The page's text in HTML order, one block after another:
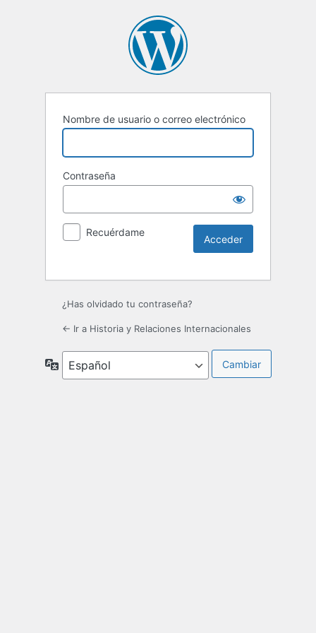
Nombre de usuario o correo electrónico
Contraseña
Recuérdame
¿Has olvidado tu contraseña?
← Ir a Historia y Relaciones Internacionales
Idioma